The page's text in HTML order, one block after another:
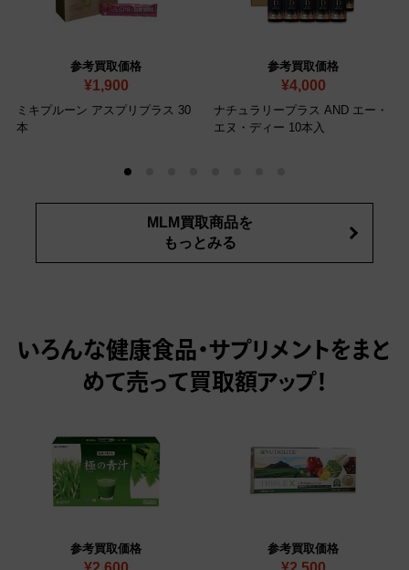
参考買取価格
¥1,900
ミキプルーン アスプリプラス 30
本
参考買取価格
¥4,000
ナチュラリープラス AND エー・
エヌ・ディー 10本入
MLM買取商品を
もっとみる
いろんな健康食品・サプリメントをまと
めて売って買取額アップ！
参考買取価格 参考買取価格